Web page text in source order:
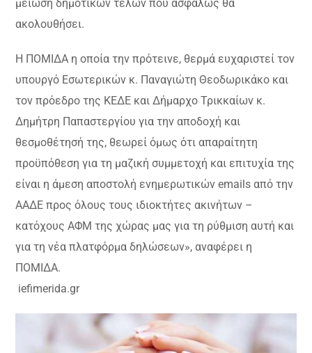
μείωση δημοτικών τελών που ασφαλώς θα
ακολουθήσει.
Η ΠΟΜΙΔΑ η οποία την πρότεινε, θερμά ευχαριστεί τον
υπουργό Εσωτερικών κ. Παναγιώτη Θεοδωρικάκο και
τον πρόεδρο της ΚΕΔΕ και Δήμαρχο Τρικκαίων κ.
Δημήτρη Παπαστεργίου για την αποδοχή και
θεσμοθέτησή της, θεωρεί όμως ότι απαραίτητη
προϋπόθεση για τη μαζική συμμετοχή και επιτυχία της
είναι η άμεση αποστολή ενημερωτικών emails από την
ΑΑΔΕ προς όλους τους ιδιοκτήτες ακινήτων –
κατόχους ΑΦΜ της χώρας μας για τη ρύθμιση αυτή και
για τη νέα πλατφόρμα δηλώσεων», αναφέρει η
ΠΟΜΙΔΑ.
iefimerida.gr